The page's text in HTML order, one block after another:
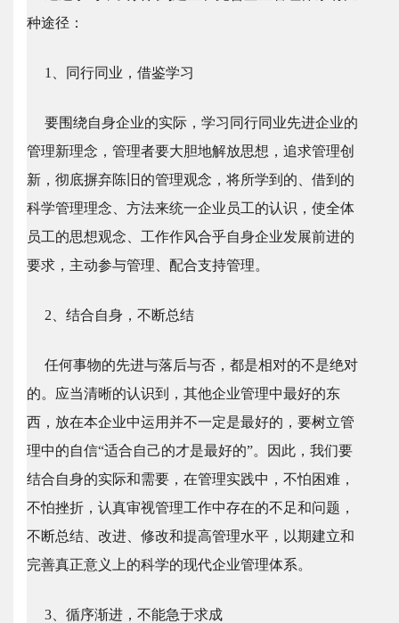
种途径：
1、同行同业，借鉴学习
要围绕自身企业的实际，学习同行同业先进企业的
管理新理念，管理者要大胆地解放思想，追求管理创
新，彻底摒弃陈旧的管理观念，将所学到的、借到的
科学管理理念、方法来统一企业员工的认识，使全体
员工的思想观念、工作作风合乎自身企业发展前进的
要求，主动参与管理、配合支持管理。
2、结合自身，不断总结
任何事物的先进与落后与否，都是相对的不是绝对
的。应当清晰的认识到，其他企业管理中最好的东
西，放在本企业中运用并不一定是最好的，要树立管
理中的自信“适合自己的才是最好的”。因此，我们要
结合自身的实际和需要，在管理实践中，不怕困难，
不怕挫折，认真审视管理工作中存在的不足和问题，
不断总结、改进、修改和提高管理水平，以期建立和
完善真正意义上的科学的现代企业管理体系。
3、循序渐进，不能急于求成